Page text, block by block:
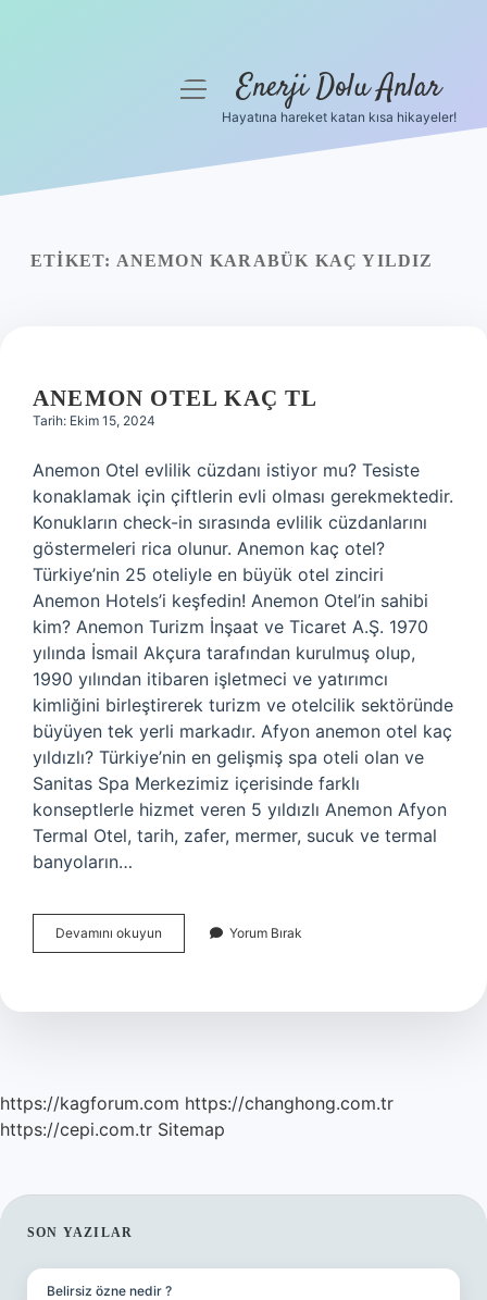
Yasal Uyarı
menüyüEnerji Dolu Anlar
Hayatına hareket katan kısa hikayeler!
ETIKET: ANEMON KARABÜK KAÇ YILDIZ
ANEMON OTEL KAÇ TL
Tarih: Ekim 15, 2024
Anemon Otel evlilik cüzdanı istiyor mu? Tesiste
konaklamak için çiftlerin evli olması gerekmektedir.
Konukların check-in sırasında evlilik cüzdanlarını
göstermeleri rica olunur. Anemon kaç otel?
Türkiye’nin 25 oteliyle en büyük otel zinciri
Anemon Hotels’i keşfedin! Anemon Otel’in sahibi
kim? Anemon Turizm İnşaat ve Ticaret A.Ş. 1970
yılında İsmail Akçura tarafından kurulmuş olup,
1990 yılından itibaren işletmeci ve yatırımcı
kimliğini birleştirerek turizm ve otelcilik sektöründe
büyüyen tek yerli markadır. Afyon anemon otel kaç
yıldızlı? Türkiye’nin en gelişmiş spa oteli olan ve
Sanitas Spa Merkezimiz içerisinde farklı
konseptlerle hizmet veren 5 yıldızlı Anemon Afyon
Termal Otel, tarih, zafer, mermer, sucuk ve termal
banyoların…
Devamını okuyun Anemon
Otel
Yorum Bırak
https://kagforum.com https://changhong.com.tr
https://cepi.com.tr Sitemap
SIDEBAR
SON YAZILAR
Belirsiz özne nedir ?